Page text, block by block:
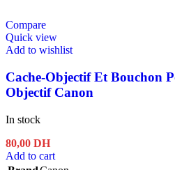
Compare
Quick view
Add to wishlist
Cache-Objectif Et Bouchon
Objectif Canon
In stock
80,00 DH
Add to cart